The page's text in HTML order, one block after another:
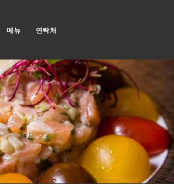
메뉴 연락처